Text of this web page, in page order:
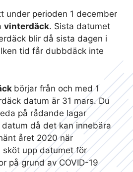
under perioden 1 december
vinterdäck. Sista datumet
blir då sista dagen i
tid får dubbdäck inte
börjar från och med 1
datum är 31 mars. Du
på rådande lagar
då det kan innebära
året 2020 när
sköt upp datumet för
på grund av COVID-19